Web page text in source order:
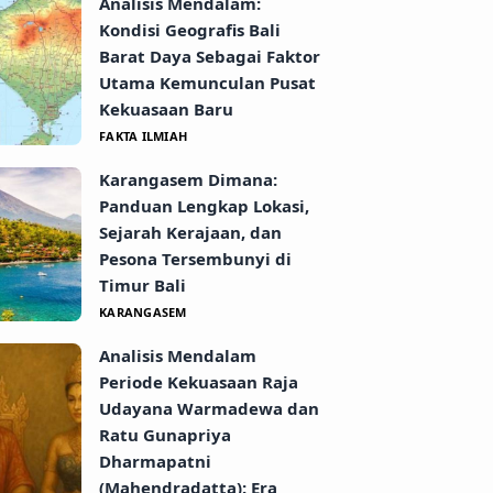
Kondisi Geografis Bali
Barat Daya Sebagai Faktor
Utama Kemunculan Pusat
Kekuasaan Baru
FAKTA ILMIAH
Karangasem Dimana:
Panduan Lengkap Lokasi,
Sejarah Kerajaan, dan
Pesona Tersembunyi di
Timur Bali
KARANGASEM
Analisis Mendalam
Periode Kekuasaan Raja
Udayana Warmadewa dan
Ratu Gunapriya
Dharmapatni
(Mahendradatta): Era